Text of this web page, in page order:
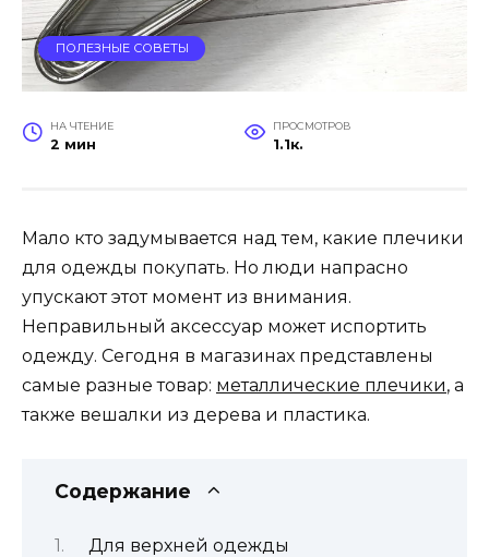
ПОЛЕЗНЫЕ СОВЕТЫ
НА ЧТЕНИЕ
2 мин
ПРОСМОТРОВ
1.1к.
Мало кто задумывается над тем, какие плечики
для одежды покупать. Но люди напрасно
упускают этот момент из внимания.
Неправильный аксессуар может испортить
одежду. Сегодня в магазинах представлены
самые разные товар: металлические плечики, а
также вешалки из дерева и пластика.
Содержание
Для верхней одежды